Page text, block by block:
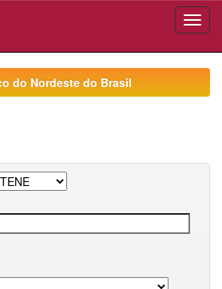
do Nordeste do Brasil